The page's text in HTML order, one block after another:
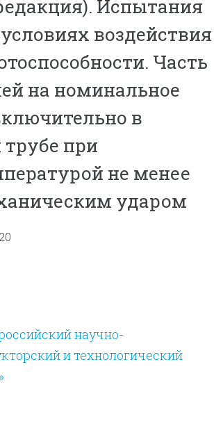
Испытания
воздействия
Часть
на номинальное
в
при
не менее
ударом
научно-
и технологический